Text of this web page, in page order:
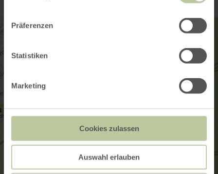
Präferenzen
Statistiken
Marketing
Cookies zulassen
Auswahl erlauben